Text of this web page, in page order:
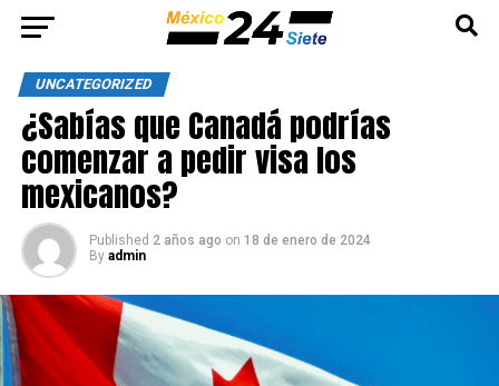
UNCATEGORIZED
¿Sabías que Canadá podrías
comenzar a pedir visa los
mexicanos?
Published 2 años ago on 18 de enero de 2024
By admin